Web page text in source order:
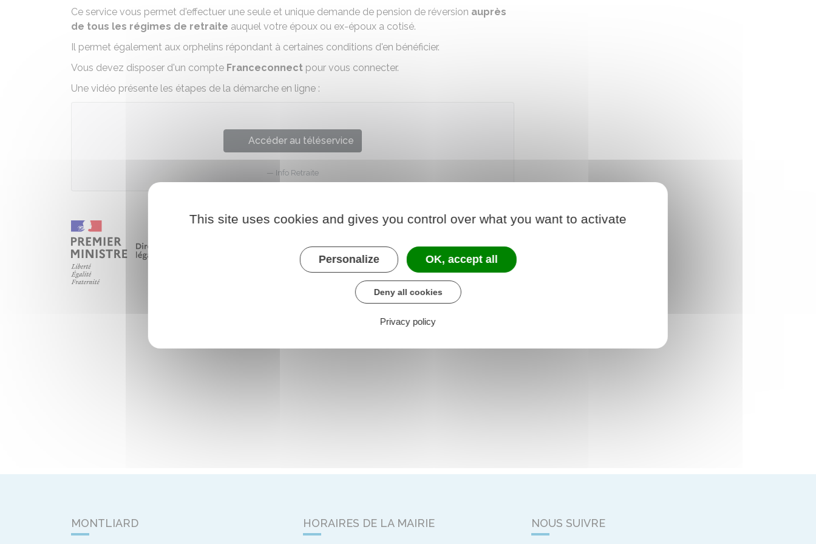
Ce service vous permet d'effectuer une seule et unique demande de pension de réversion auprès
de tous les régimes de retraite auquel votre époux ou ex-époux a cotisé.
Il permet également aux orphelins répondant à certaines conditions d'en bénéficier.
Vous devez disposer d'un compte Franceconnect pour vous connecter.
Une vidéo présente les étapes de la démarche en ligne :
Accéder au téléservice
Info Retraite
MONTLIARD HORAIRES DE LA MAIRIE NOUS SUIVRE
This site uses cookies and gives you control over what you want to activate
Personalize OK, accept all
Deny all cookies
Privacy policy